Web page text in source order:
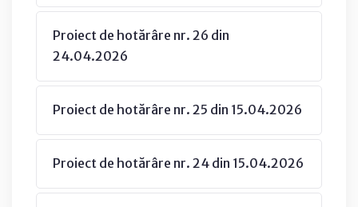
Proiect de hotărâre nr. 26 din
24.04.2026
Proiect de hotărâre nr. 25 din 15.04.2026
Proiect de hotărâre nr. 24 din 15.04.2026